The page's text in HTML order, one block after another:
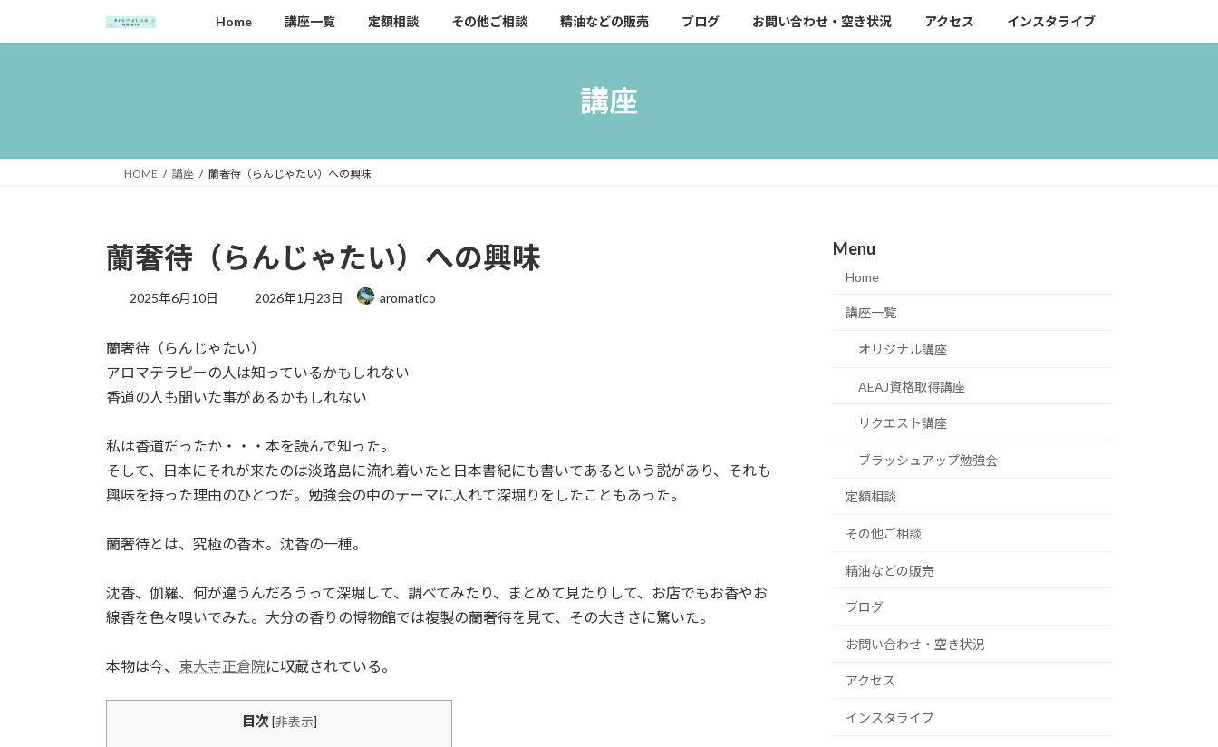
キ
に
Home 講座一覧 定額相談 その他ご相談 精油などの販売 ブログ お問い合わせ・空き状況 アクセス インスタライブ
講座
HOME 講座 蘭奢待（らんじゃたい）への興味
蘭奢待（らんじゃたい）への興味
2025年6月10日
最
新
日
時
:
2026年1月23日 aromatico
蘭奢待（らんじゃたい）
アロマテラピーの人は知っているかもしれない
香道の人も聞いた事があるかもしれない
私は香道だったか・・・本を読んで知った。
そして、日本にそれが来たのは淡路島に流れ着いたと日本書紀にも書いてあるという説があり、それも
興味を持った理由のひとつだ。勉強会の中のテーマに入れて深堀りをしたこともあった。
蘭奢待とは、究極の香木。沈香の一種。
沈香、伽羅、何が違うんだろうって深堀して、調べてみたり、まとめて見たりして、お店でもお香やお
線香を色々嗅いでみた。大分の香りの博物館では複製の蘭奢待を見て、その大きさに驚いた。
本物は今、 東大寺正倉院に収蔵されている。
目次 [非表示]
Menu
Home
講座一覧
オリジナル講座
AEAJ資格取得講座
リクエスト講座
ブラッシュアップ勉強会
定額相談
その他ご相談
精油などの販売
ブログ
お問い合わせ・空き状況
アクセス
インスタライブ